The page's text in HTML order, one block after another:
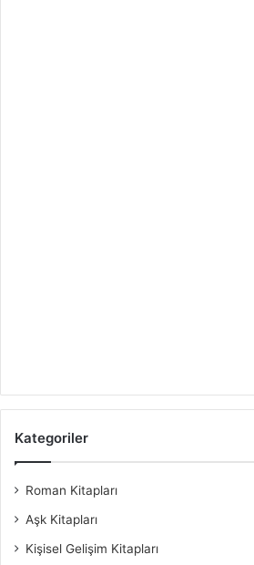
Kategoriler
Roman Kitapları
Aşk Kitapları
Kişisel Gelişim Kitapları